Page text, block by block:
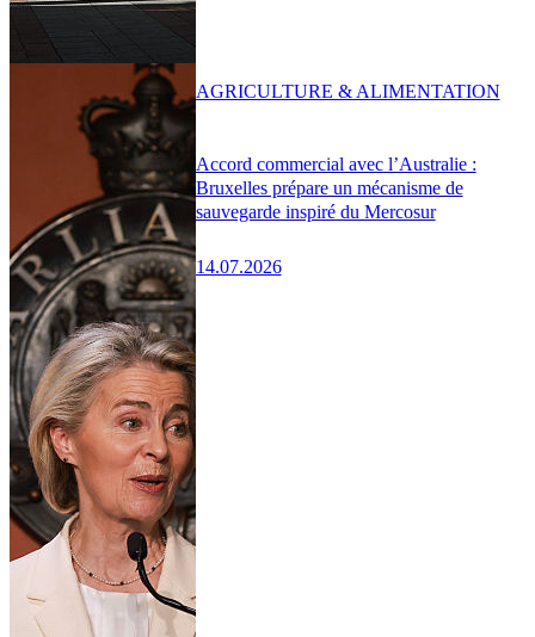
Accord commercial avec l’Australie :
Bruxelles prépare un mécanisme de
sauvegarde inspiré du Mercosur
14.07.2026
AGRICULTURE & ALIMENTATION